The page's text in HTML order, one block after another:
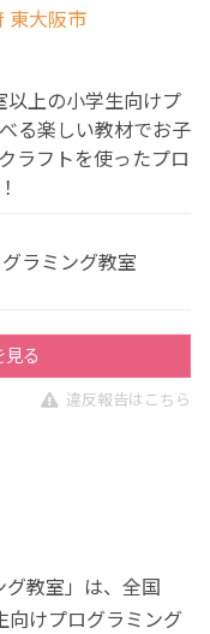
東大阪市
上の小学生向けプ
る楽しい教材でお子
ラフトを使ったプロ
ラミング教室
見る
違反報告はこちら
グ教室」は、全国
けプログラミング